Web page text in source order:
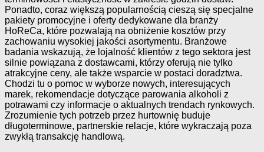
Ponadto, coraz większą popularnością cieszą się specjalne
pakiety promocyjne i oferty dedykowane dla branży
HoReCa, które pozwalają na obniżenie kosztów przy
zachowaniu wysokiej jakości asortymentu. Branżowe
badania wskazują, że lojalność klientów z tego sektora jest
silnie powiązana z dostawcami, którzy oferują nie tylko
atrakcyjne ceny, ale także wsparcie w postaci doradztwa.
Chodzi tu o pomoc w wyborze nowych, interesujących
marek, rekomendacje dotyczące parowania alkoholi z
potrawami czy informacje o aktualnych trendach rynkowych.
Zrozumienie tych potrzeb przez hurtownię buduje
długoterminowe, partnerskie relacje, które wykraczają poza
zwykłą transakcję handlową.